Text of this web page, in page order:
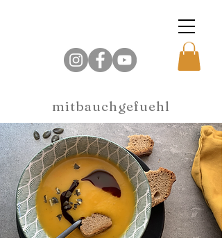
mitbauchgefuehl